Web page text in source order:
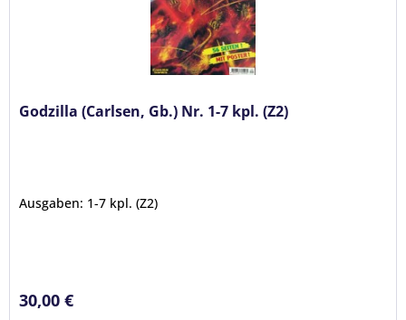
Godzilla (Carlsen, Gb.) Nr. 1-7 kpl. (Z2)
Ausgaben: 1-7 kpl. (Z2)
30,00 €